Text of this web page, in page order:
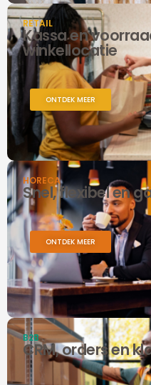
RETAIL
Kassa en
winkellocatie
ONTDEK MEER
HORECA
Snel, flexibel en
ONTDEK MEER
B2B
CRM, orders en